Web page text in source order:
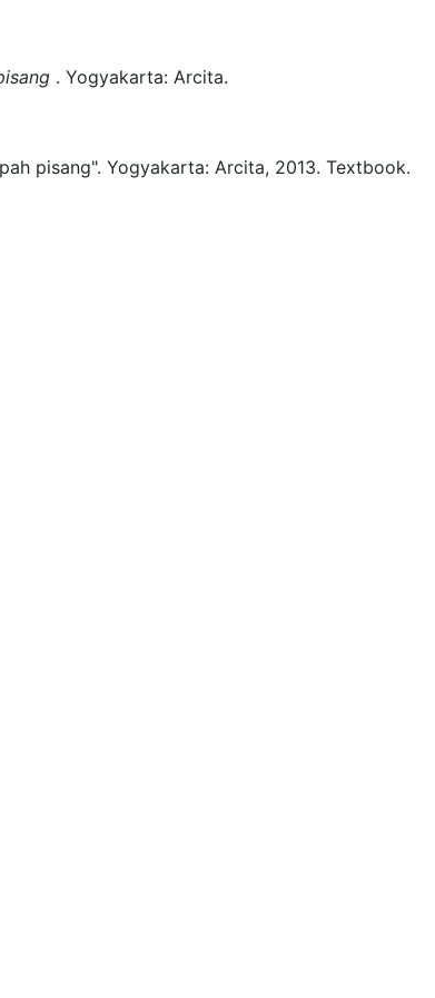
. Yogyakarta: Arcita.
pisang". Yogyakarta: Arcita, 2013. Textbook.